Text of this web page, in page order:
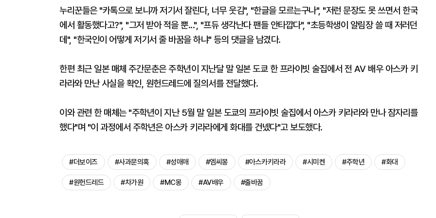
누리꾼들은 "카톡으로 보니까 저기서 잘린다, 너무 웃김", "한글을 모르는구나", "저런 문장도 못 쓰면서 한국
에서 활동했다고?", "그저 받아 적을 뿐...", "프듀 생각난다 팬들 안타깝다", "초등학생이 알림장 쓸 때 저러던
데", "한국인이 어떻게 저기서 줄 바꿈을 하냐" 등의 댓글을 남겼다.
한편 최근 일본 매체 주간문춘은 주학년이 지난달 말 일본 도쿄 한 프라이빗 술집에서 전 AV 배우 아스카 키
라라와 만난 사실을 확인, 원헌드레드에 질의서를 전달했다.
이와 관련 한 매체는 "주학년이 지난 5월 말 일본 도쿄의 프라이빗 술집에서 아스카 키라라와 만나 잠자리를
했다"며 "이 과정에서 주학년은 아스카 키라라에게 화대를 건넸다"고 보도했다.
#더보이즈 #사과문의혹 #성매매 #엠씨몽 #아스카키라라 #시미켄 #주학년 #화대
#원헌드레드 #차가원 #MC몽 #AV배우 #줄바꿈